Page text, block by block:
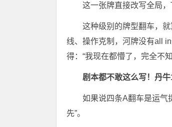
这一张牌直接改写全局
这种级别的牌型翻车，
线、操作克制，河牌没有all
得：“我现在都懵了，完全不
剧本都不敢这么写！丹
如果说四条A翻车是运气
先”。